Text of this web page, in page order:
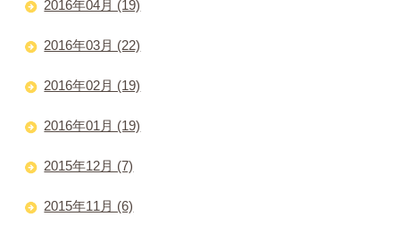
2016年04月 (19)
2016年03月 (22)
2016年02月 (19)
2016年01月 (19)
2015年12月 (7)
2015年11月 (6)